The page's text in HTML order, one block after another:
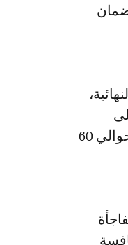
اللاعبين الاستفادة من المنحتين إلى جانب منحة النصف التي كانت تقدر بحوالي 60